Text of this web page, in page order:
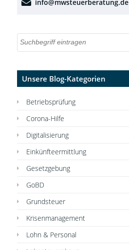
info@mwsteuerberatung.de
Unsere Blog-Kategorien
Betriebsprüfung
Corona-Hilfe
Digitalisierung
Einkünfteermittlung
Gesetzgebung
GoBD
Grundsteuer
Krisenmanagement
Lohn & Personal